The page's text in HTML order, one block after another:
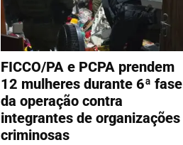
FICCO/PA e PCPA prendem
12 mulheres durante 6ª fase
da operação contra
integrantes de organizações
criminosas